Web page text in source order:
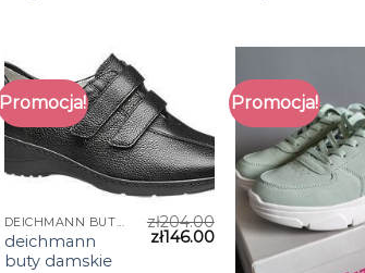
Promocja!
deichmann
buty damskie
zł204.00
zł146.00
Promocja!